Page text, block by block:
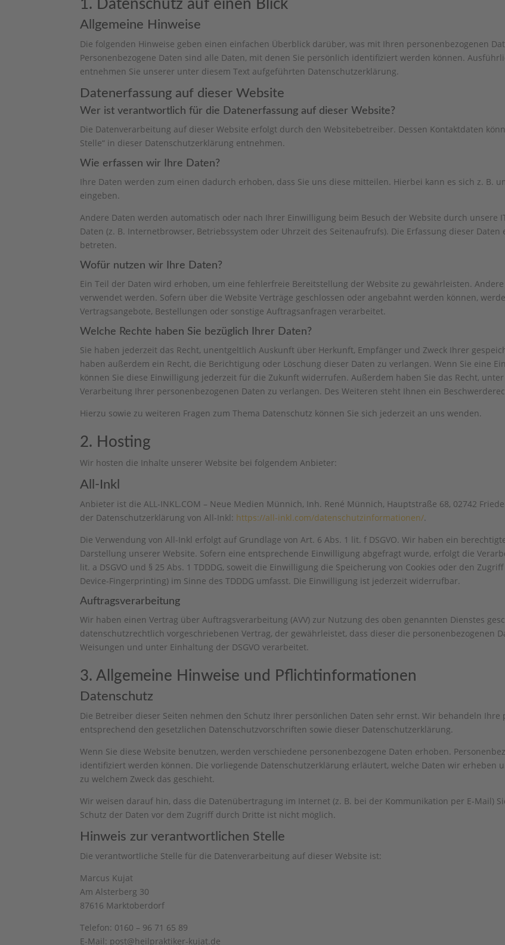
1. Datenschutz auf einen Blick
Allgemeine Hinweise
Die folgenden Hinweise geben einen einfachen Überblick darüber, was mit Ihren personenbezogenen
Personenbezogene Daten sind alle Daten, mit denen Sie persönlich identifiziert werden können.
entnehmen Sie unserer unter diesem Text aufgeführten Datenschutzerklärung.
Datenerfassung auf dieser Website
Wer ist verantwortlich für die Datenerfassung auf dieser Website?
Die Datenverarbeitung auf dieser Website erfolgt durch den Websitebetreiber. Dessen Kontaktdaten
Stelle“ in dieser Datenschutzerklärung entnehmen.
Wie erfassen wir Ihre Daten?
Ihre Daten werden zum einen dadurch erhoben, dass Sie uns diese mitteilen. Hierbei kann es sich z. B.
eingeben.
Andere Daten werden automatisch oder nach Ihrer Einwilligung beim Besuch der Website durch unsere
Daten (z. B. Internetbrowser, Betriebssystem oder Uhrzeit des Seitenaufrufs). Die Erfassung dieser
betreten.
Wofür nutzen wir Ihre Daten?
Ein Teil der Daten wird erhoben, um eine fehlerfreie Bereitstellung der Website zu gewährleisten.
verwendet werden. Sofern über die Website Verträge geschlossen oder angebahnt werden können,
Vertragsangebote, Bestellungen oder sonstige Auftragsanfragen verarbeitet.
Welche Rechte haben Sie bezüglich Ihrer Daten?
Sie haben jederzeit das Recht, unentgeltlich Auskunft über Herkunft, Empfänger und Zweck Ihrer
haben außerdem ein Recht, die Berichtigung oder Löschung dieser Daten zu verlangen. Wenn Sie eine
können Sie diese Einwilligung jederzeit für die Zukunft widerrufen. Außerdem haben Sie das Recht,
Verarbeitung Ihrer personenbezogenen Daten zu verlangen. Des Weiteren steht Ihnen ein
Hierzu sowie zu weiteren Fragen zum Thema Datenschutz können Sie sich jederzeit an uns wenden.
2. Hosting
Wir hosten die Inhalte unserer Website bei folgendem Anbieter:
All-Inkl
Anbieter ist die ALL-INKL.COM – Neue Medien Münnich, Inh. René Münnich, Hauptstraße 68, 02742
der Datenschutzerklärung von All-Inkl: https://all-inkl.com/datenschutzinformationen/.
Die Verwendung von All-Inkl erfolgt auf Grundlage von Art. 6 Abs. 1 lit. f DSGVO. Wir haben ein
Darstellung unserer Website. Sofern eine entsprechende Einwilligung abgefragt wurde, erfolgt die
lit. a DSGVO und § 25 Abs. 1 TDDDG, soweit die Einwilligung die Speicherung von Cookies oder den
Device-Fingerprinting) im Sinne des TDDDG umfasst. Die Einwilligung ist jederzeit widerrufbar.
Auftragsverarbeitung
Wir haben einen Vertrag über Auftragsverarbeitung (AVV) zur Nutzung des oben genannten Dienstes
datenschutzrechtlich vorgeschriebenen Vertrag, der gewährleistet, dass dieser die personenbezogenen
Weisungen und unter Einhaltung der DSGVO verarbeitet.
3. Allgemeine Hinweise und Pflicht­informationen
Datenschutz
Die Betreiber dieser Seiten nehmen den Schutz Ihrer persönlichen Daten sehr ernst. Wir behandeln
entsprechend den gesetzlichen Datenschutzvorschriften sowie dieser Datenschutzerklärung.
Wenn Sie diese Website benutzen, werden verschiedene personenbezogene Daten erhoben.
identifiziert werden können. Die vorliegende Datenschutzerklärung erläutert, welche Daten wir erheben
zu welchem Zweck das geschieht.
Wir weisen darauf hin, dass die Datenübertragung im Internet (z. B. bei der Kommunikation per E-Mail)
Schutz der Daten vor dem Zugriff durch Dritte ist nicht möglich.
Hinweis zur verantwortlichen Stelle
Die verantwortliche Stelle für die Datenverarbeitung auf dieser Website ist:
Marcus Kujat
Am Alsterberg 30
87616 Marktoberdorf
Telefon: 0160 – 96 71 65 89
E-Mail: post@heilpraktiker-kujat.de